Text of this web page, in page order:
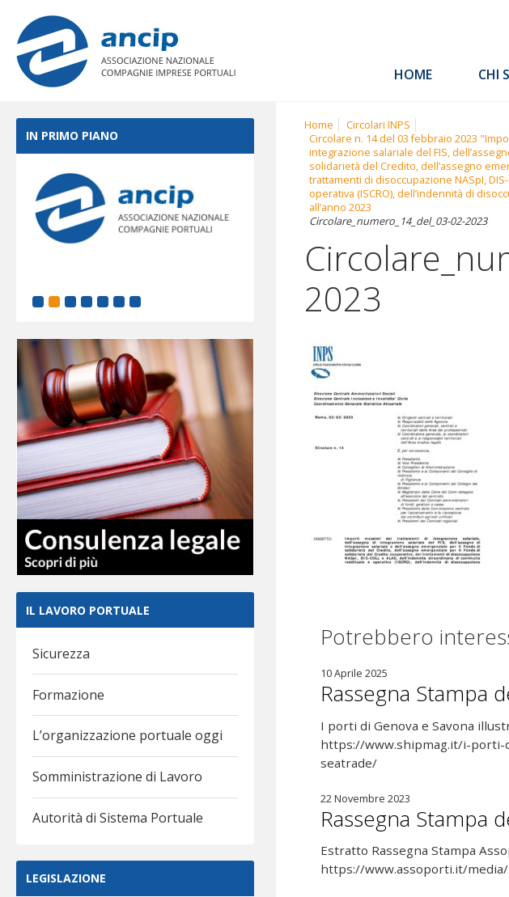
HOME CHI
IN PRIMO PIANO
IL LAVORO PORTUALE
Sicurezza
Formazione
L’organizzazione portuale oggi
Somministrazione di Lavoro
Autorità di Sistema Portuale
LEGISLAZIONE
Home
Circolari INPS
Circolare n. 14 del 03 febbraio 2023
integrazione salariale del FIS,
solidarietà del Credito, dell’assegno
trattamenti di disoccupazione NASpI,
operativa (ISCRO), dell’indennità di
all’anno 2023
Circolare_numero_14_del_03-02-2023
2023
Potrebbero
10 Aprile 2025
Rassegna Stampa
I porti di Genova e Savona
https://www.shipmag.it/i-
seatrade/
22 Novembre 2023
Rassegna Stampa
Estratto Rassegna Stampa
https://www.assoporti.it/